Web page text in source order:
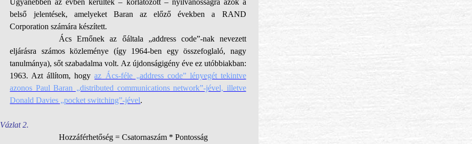
Ugyanebben az évben kerültek – korlátozott – nyilvánosságra azok a
belső jelentések, amelyeket Baran az előző években a RAND
Corporation számára készített.
Ács Ernőnek az őáltala „address code”-nak nevezett
eljárásra számos közleménye (így 1964-ben egy összefoglaló, nagy
tanulmánya), sőt szabadalma volt. Az újdonságigény éve ez utóbbiakban:
1963. Azt állítom, hogyaz Ács-féle „address code” lényegét tekintve
azonos Paul Baran „distributed communications network”-jével, illetve
Donald Davies „pocket switching”-jével.
Vázlat 2.
Hozzáférhetőség = Csatornaszám * Pontosság